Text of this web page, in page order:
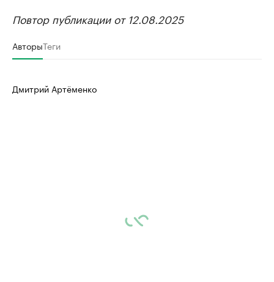
Повтор публикации от 12.08.2025
АвторыТеги
Дмитрий Артёменко